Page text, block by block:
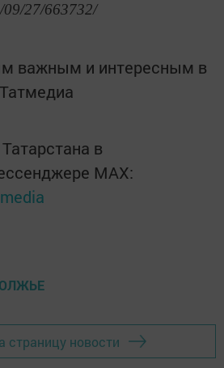
09/27/663732/
важным и интересным в
Татмедиа
в
MАХ:
страницу новости